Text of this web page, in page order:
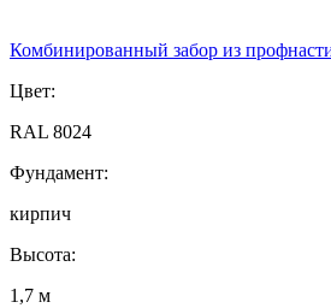
Комбинированный забор из
Цвет:
RAL 8024
Фундамент:
кирпич
Высота:
1,7 м